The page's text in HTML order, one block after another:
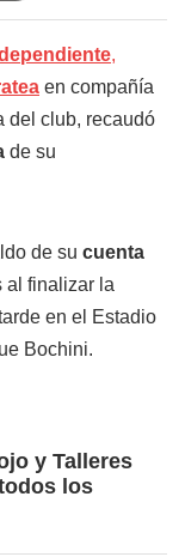
,
en compañía
del club, recaudó
de su
de su cuenta
al finalizar la
en el Estadio
Bochini.
y Talleres
los